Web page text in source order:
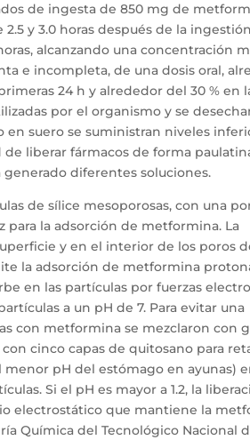
de ingesta de 850 mg de
y 3.0 horas después de la
alcanzando una concentración
e incompleta, de una dosis oral,
24 h y alrededor del 30 % en
por el organismo y se
suero se suministran niveles
liberar fármacos de forma
diferentes soluciones.
de sílice mesoporosas, con una
para la adsorción de metformina. La
y en el interior de los poros
la adsorción de metformina
en las partículas por fuerzas
a un pH de 7. Para evitar una
con metformina se mezclaron con
cinco capas de quitosano para
pH del estómago en ayunas)
Si el pH es mayor a 1.2, la
electrostático que mantiene la
Química del Tecnológico Nacional